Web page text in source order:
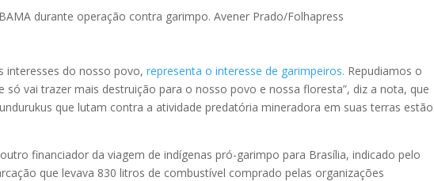
durante operação contra garimpo. Avener Prado/Folhapress
interesses do nosso povo, representa o interesse de garimpeiros. Repudiamos o
só vai trazer mais destruição para o nosso povo e nossa floresta”, diz a nota, que
que lutam contra a atividade predatória mineradora em suas terras estão
financiador da viagem de indígenas pró-garimpo para Brasília, indicado pelo
que levava 830 litros de combustível comprado pelas organizações